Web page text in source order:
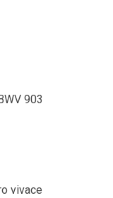
903
vivace